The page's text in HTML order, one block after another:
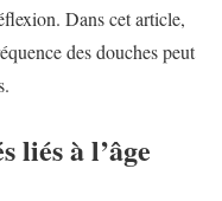
Dans cet article,
des douches peut
liés à l’âge